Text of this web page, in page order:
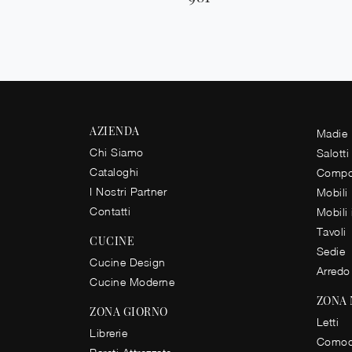
AZIENDA
Chi Siamo
Cataloghi
I Nostri Partner
Contatti
CUCINE
Cucine Design
Cucine Moderne
ZONA GIORNO
Librerie
Madie
Salotti
Mobili
Mobili
Tavoli
Sedie
ZONA
Letti